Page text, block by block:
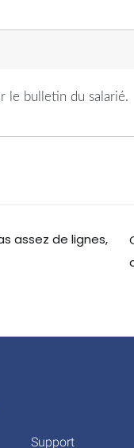
le bulletin du salarié.
assez de lignes,
Support